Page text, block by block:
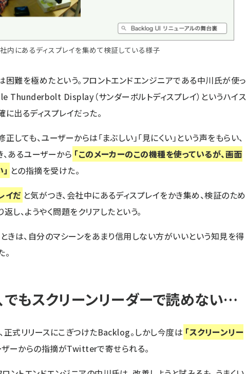
社内にあるディスプレイを集めて検証している様子
困難を極めたという。フロントエンドエンジニアである中川氏が使っ
Thunderbolt Display（サンダーボルトディスプレイ）というハイス
出るディスプレイだった。
しても、ユーザーからは「まぶしい」「見にくい」という声をもらい、
、あるユーザーから 「このメーカーのこの機種を使っているが、画面
との指摘を受けた。
イだ と気がつき、会社中にあるディスプレイをかき集め、検証のため
し、ようやく問題をクリアしたという。
ときは、自分のマシーンをあまり信用しない方がいいという知見を得
でもスクリーンリーダーで読めない…
正式リリースにこぎつけたBacklog。しかし今度は 「スクリーンリー
ザーからの指摘がTwitterで寄せられる。